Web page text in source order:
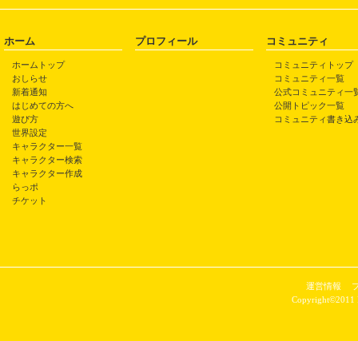
ホーム
ホームトップ
おしらせ
新着通知
はじめての方へ
遊び方
世界設定
キャラクター一覧
キャラクター検索
キャラクター作成
らっポ
チケット
プロフィール コミュニティ
コミュニティトップ
コミュニティ一覧
公式コミュニティ一
公開トピック一覧
コミュニティ書き込
運営情報
Copyright©2011